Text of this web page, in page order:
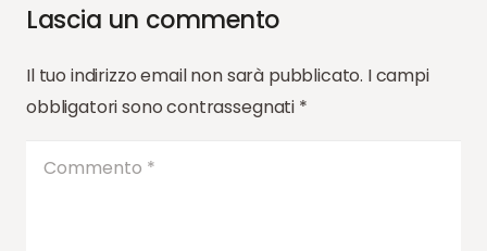
Lascia un commento
Il tuo indirizzo email non sarà pubblicato. I campi
obbligatori sono contrassegnati *